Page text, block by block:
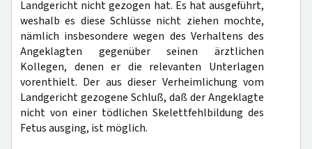
Landgericht nicht gezogen hat. Es hat ausgeführt,
weshalb es diese Schlüsse nicht ziehen mochte,
nämlich insbesondere wegen des Verhaltens des
Angeklagten gegenüber seinen ärztlichen
Kollegen, denen er die relevanten Unterlagen
vorenthielt. Der aus dieser Verheimlichung vom
Landgericht gezogene Schluß, daß der Angeklagte
nicht von einer tödlichen Skelettfehlbildung des
Fetus ausging, ist möglich.